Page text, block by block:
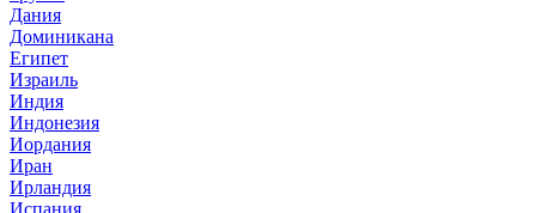
Дания
Доминикана
Египет
Израиль
Индия
Индонезия
Иордания
Иран
Ирландия